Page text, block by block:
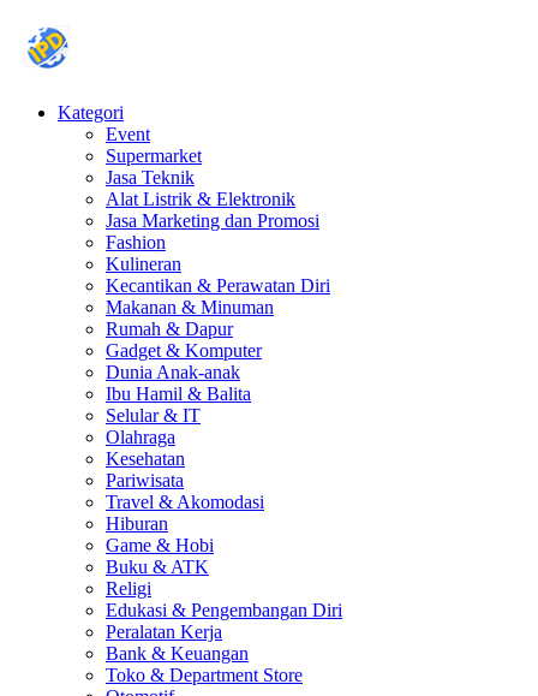
Kategori
Event
Supermarket
Jasa Teknik
Alat Listrik & Elektronik
Jasa Marketing dan Promosi
Fashion
Kulineran
Kecantikan & Perawatan Diri
Makanan & Minuman
Rumah & Dapur
Gadget & Komputer
Dunia Anak-anak
Ibu Hamil & Balita
Selular & IT
Olahraga
Kesehatan
Pariwisata
Travel & Akomodasi
Hiburan
Game & Hobi
Buku & ATK
Religi
Edukasi & Pengembangan Diri
Peralatan Kerja
Bank & Keuangan
Toko & Department Store